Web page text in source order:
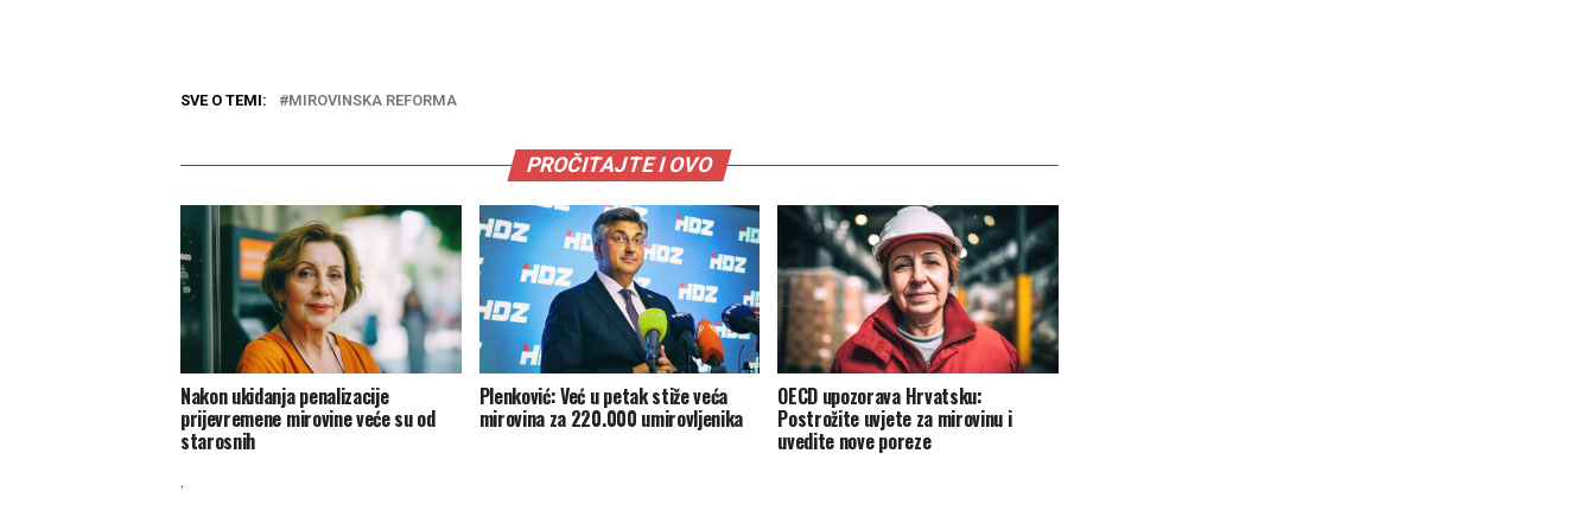
SVE O TEMI: MIROVINSKA REFORMA
PROČITAJTE I OVO
Nakon ukidanja penalizacije
prijevremene mirovine veće su od
starosnih
Plenković: Već u petak stiže veća
mirovina za 220.000 umirovljenika
OECD upozorava Hrvatsku:
Postrožite uvjete za mirovinu i
uvedite nove poreze
.